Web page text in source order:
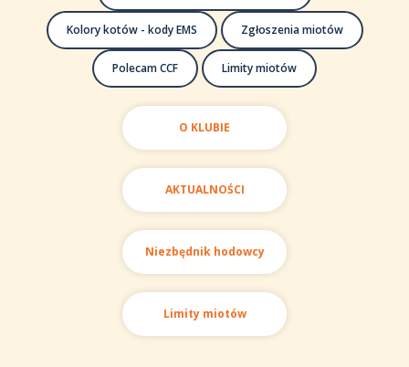
Kolory kotów - kody EMS Zgłoszenia miotów
Polecam CCF Limity miotów
O KLUBIE
AKTUALNOŚCI
Niezbędnik hodowcy
Limity miotów